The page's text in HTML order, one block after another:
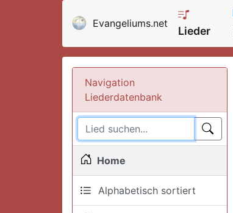
Evangeliums.net
Lieder
Navigation
Liederdatenbank
Home
Alphabetisch sortiert